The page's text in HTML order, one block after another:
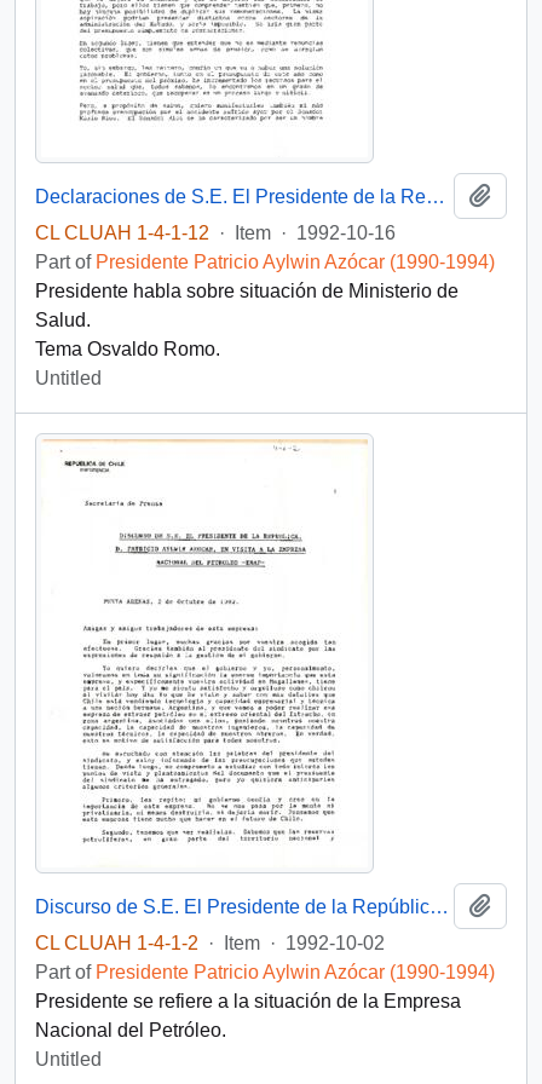
Declaraciones de S.E. El Presidente de la República D. Patricio Aylwin Azocar, en el Palacio de la Moneda
CL CLUAH 1-4-1-12
· Item · 1992-10-16
Part of Presidente Patricio Aylwin Azócar (1990-1994)
Presidente habla sobre situación de Ministerio de
Salud.
Tema Osvaldo Romo.
Untitled
Discurso de S.E. El Presidente de la República D. Patricio Aylwin Azocar, en visita a la Empresa Nacional del Petróleo ENAP
CL CLUAH 1-4-1-2
· Item · 1992-10-02
Part of Presidente Patricio Aylwin Azócar (1990-1994)
Presidente se refiere a la situación de la Empresa
Nacional del Petróleo.
Untitled